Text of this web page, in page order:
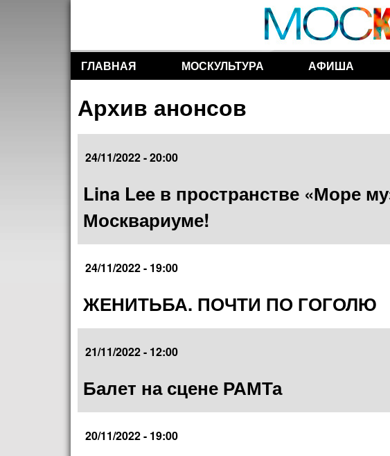
Разделы сайта
ГЛАВНАЯ МОСКУЛЬТУРА АФИША
Архив анонсов
24/11/2022 - 20:00
Lina Lee в пространстве «Море
Москвариуме!
24/11/2022 - 19:00
ЖЕНИТЬБА. ПОЧТИ ПО ГОГОЛЮ
21/11/2022 - 12:00
Балет на сцене РАМТа
20/11/2022 - 19:00